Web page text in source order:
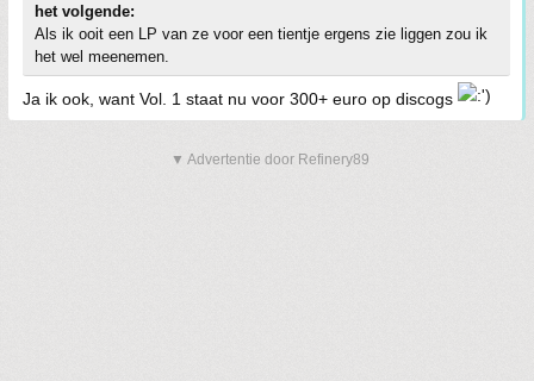
het volgende:
Als ik ooit een LP van ze voor een tientje ergens zie liggen zou ik
het wel meenemen.
Ja ik ook, want Vol. 1 staat nu voor 300+ euro op discogs
▼ Advertentie door Refinery89